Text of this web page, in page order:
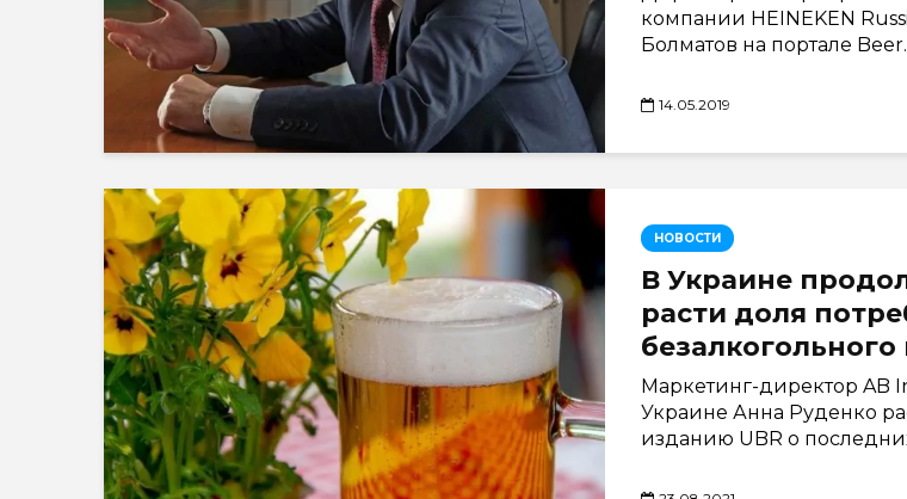
компании HEINEKEN
Болматов на портале
14.05.2019
НОВОСТИ
В Украине
расти доля
безалкогольного
Маркетинг-директор AB
Украине Анна Руденко
изданию UBR о